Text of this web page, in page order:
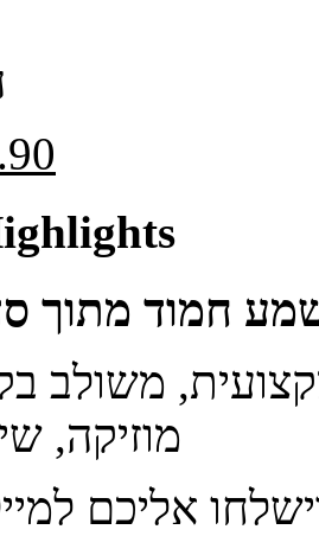
חמוד מתוך
משולב
מוזיקה,
אליכם